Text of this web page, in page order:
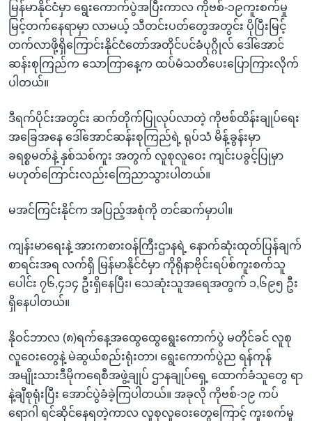
ရန်
နေရာ
သို့
ကျော်
ရန်
မြန်မာနိုင်ငံမှာ ရွေးကောက်ပွဲအပြီးကာလ ကိုဗစ်-၁၉ကူးစက်မှု
မြင့်တက်နေရာမှာ လာမယ့် သီတင်းပတ်တွေအတွင်း ပိုပြီးမြင့်
တက်လာဖို့ရှိကြောင်းနိုင်ငံတော်အတိုင်ပင်ခံပုဂ္ဂိုလ် ဒေါ်အောင်
ဆန်းစုကြည်က သောကြာနေ့က ထပ်မံသတိပေးပြောကြားလိုက်
ပါတယ်။
ဒီရက်ပိုင်းအတွင်း ဆက်တိုက်ပြုလုပ်လာတဲ့ ကိုဗစ်ထိန်းချုပ်ရေး
အခြေအနေ ဒေါ်အောင်ဆန်းစုကြည်ရဲ့ ရုပ်သံ မိန့်ခွန်းမှာ
ခရစ္စမတ်နဲ့ နှစ်သစ်ကူး အတွက် လူစုလူဝေး ကျင်းပခွင့်ပြုမှာ
မဟုတ်ကြောင်းလည်းကြေညာသွားပါတယ်။
မအင်ကြင်းနိုင်က အပြည့်အစုံကို တင်ဆက်မှာပါ။
ကျန်းမာရေးနဲ့ အားကစားဝန်ကြီးဌာနရဲ့ နောက်ဆုံးထုတ်ပြန်ချက်
စာရင်းအရ လက်ရှိ မြန်မာနိုင်ငံမှာ ကိုရိုနာဗိုင်းရပ်စ်ကူးစက်သူ
ပေါင်း ၇၆,၄၁၄ ဦးရှိနေပြီး၊ သေဆုံးသူအရေအတွက် ၁,၆၉၅ ဦး
ရှိနေပါတယ်။
နိုဝင်ဘာလ (၈)ရက်နေ့အထွေထွေရွေးကောက်ပွဲ မတိုင်ခင် လူစု
လူဝေးတွေနဲ့ မဲဆွယ်စည်းရုံးတာ၊ ရွေးကောက်ပွဲည ရန်ကုန်
အမျိုးသားဒီမိုကရေစီအဖွဲ့ချုပ် ဌာနချုပ်ရှေ့ ထောက်ခံသူတွေ ရာ
နဲ့ချီစုရုံးပြီး အောင်ပွဲခံခဲ့ကြပါတယ်။ အခုလို ကိုဗစ်-၁၉ ကပ်
ရောဂါ ရင်ဆိုင်နေရတဲ့ကာလ လူစုလူဝေးတွေကြောင့် ကူးစက်မှု